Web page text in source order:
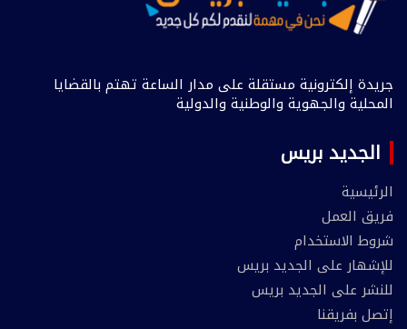
جريدة إلكترونية مستقلة على مدار الساعة تهتم بالقضايا
المحلية والجهوية والوطنية والدولية
الجديد بريس
الرئيسية
فريق العمل
شروط الاستخدام
للإشهار على الجديد بريس
للنشر على الجديد بريس
إتصل بفريقنا